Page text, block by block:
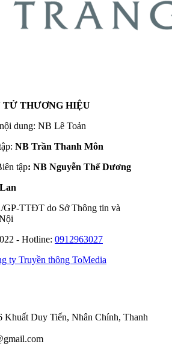
THƯƠNG HIỆU
dung: NB Lê Toản
NB Trần Thanh Môn
tập: NB Nguyễn Thế Dương
GP-TTĐT do Sở Thông tin và
- Hotline: 0912963027
ty Truyền thông ToMedia
Khuất Duy Tiến, Nhân Chính, Thanh